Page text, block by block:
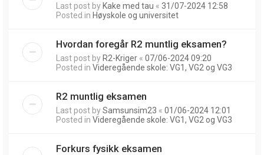
Last post by Kake med tau « 31/07-2024 12:58
Posted in Høyskole og universitet
Hvordan foregår R2 muntlig eksamen?
Last post by R2-Kriger « 07/06-2024 09:20
Posted in Videregående skole: VG1, VG2 og VG3
R2 muntlig eksamen
Last post bySamsunsim23 « 01/06-2024 12:01
Posted in Videregående skole: VG1, VG2 og VG3
Forkurs fysikk eksamen